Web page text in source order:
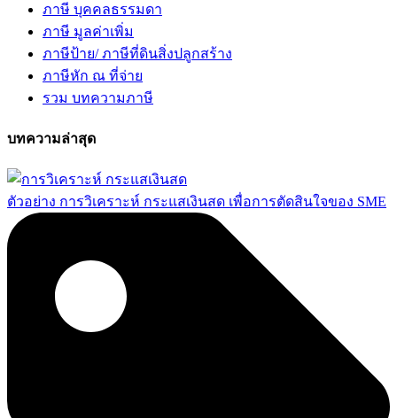
ภาษี บุคคลธรรมดา
ภาษี มูลค่าเพิ่ม
ภาษีป้าย/ ภาษีที่ดินสิ่งปลูกสร้าง
ภาษีหัก ณ ที่จ่าย
รวม บทความภาษี
บทความล่าสุด
ตัวอย่าง การวิเคราะห์ กระแสเงินสด เพื่อการตัดสินใจของ SME